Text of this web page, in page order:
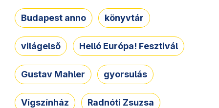
Budapest anno könyvtár
világelső Helló Európa! Fesztivál
Gustav Mahler gyorsulás
Vígszínház Radnóti Zsuzsa